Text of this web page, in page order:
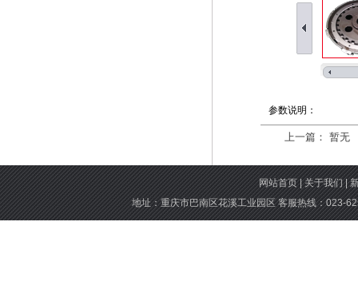
参数说明：
上一篇： 暂无
网站首页|关于我们|
地址：重庆市巴南区花溪工业园区 客服热线：023-